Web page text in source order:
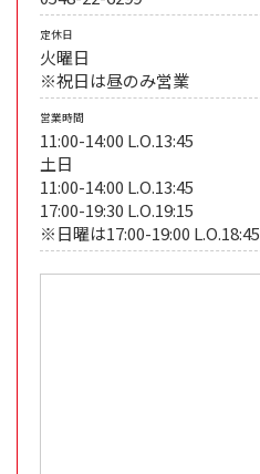
定休日
火曜日
※祝日は昼のみ営業
営業時間
11:00-14:00 L.O.13:45
土日
11:00-14:00 L.O.13:45
17:00-19:30 L.O.19:15
※日曜は17:00-19:00 L.O.18:45